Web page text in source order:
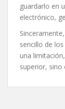
guardarlo en
electrónico,
sencillo de
una
superior, sino